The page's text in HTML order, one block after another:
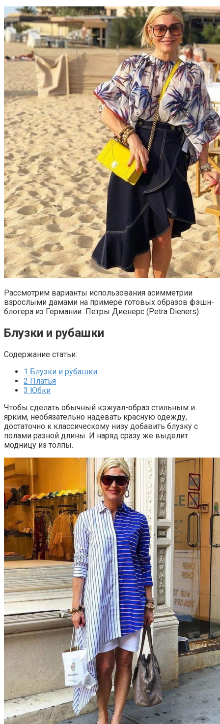
Рассмотрим варианты использования асимметрии
взрослыми дамами на примере готовых образов фэшн-
блогера из Германии Петры Диенерс (Petra Dieners).
Блузки и рубашки
Содержание статьи:
1 Блузки и рубашки
2 Платья
3 Юбки
Чтобы сделать обычный кэжуал-образ стильным и
ярким, необязательно надевать красную одежду,
достаточно к классическому низу добавить блузку с
полами разной длины. И наряд сразу же выделит
модницу из толпы.